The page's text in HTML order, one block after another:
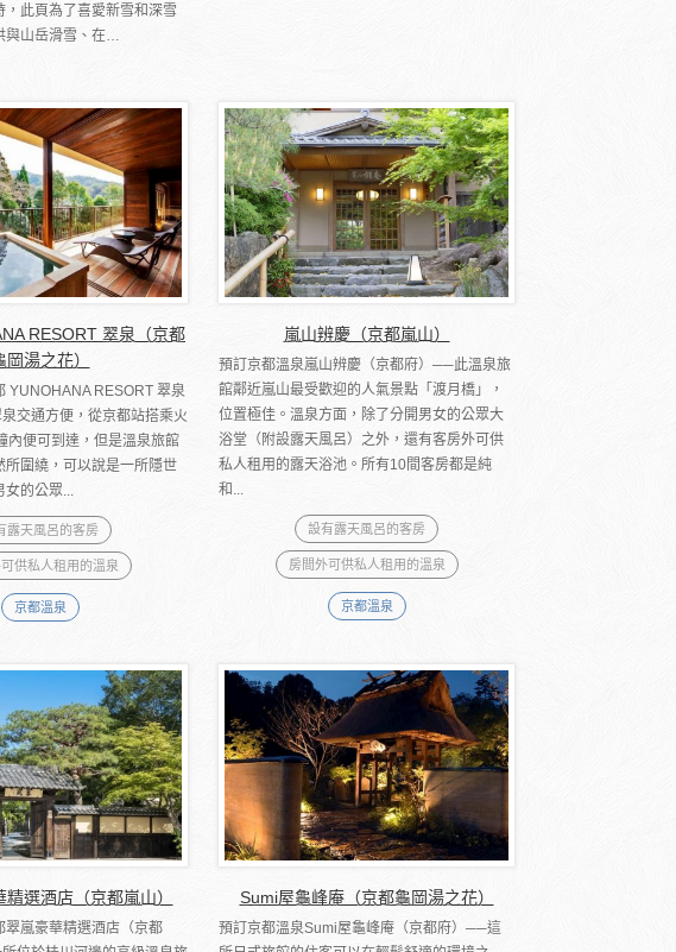
，此頁為了喜愛新雪和深雪
與山岳滑雪、在…
RESORT 翠泉（京都
岡湯之花）
YUNOHANA RESORT 翠泉
交通方便，從京都站搭乘火
內便可到達，但是溫泉旅館
所圍繞，可以說是一所隱世
女的公眾...
露天風呂的客房
供私人租用的溫泉
京都溫泉
嵐山辨慶（京都嵐山）
預訂京都溫泉嵐山辨慶（京都府）──此溫泉旅
館鄰近嵐山最受歡迎的人氣景點「渡月橋」，
位置極佳。溫泉方面，除了分開男女的公眾大
浴堂（附設露天風呂）之外，還有客房外可供
私人租用的露天浴池。所有10間客房都是純
和...
設有露天風呂的客房
房間外可供私人租用的溫泉
京都溫泉
選酒店（京都嵐山）
翠嵐豪華精選酒店（京都
Sumi屋龜峰庵（京都龜岡湯之花）
預訂京都溫泉Sumi屋龜峰庵（京都府）──這